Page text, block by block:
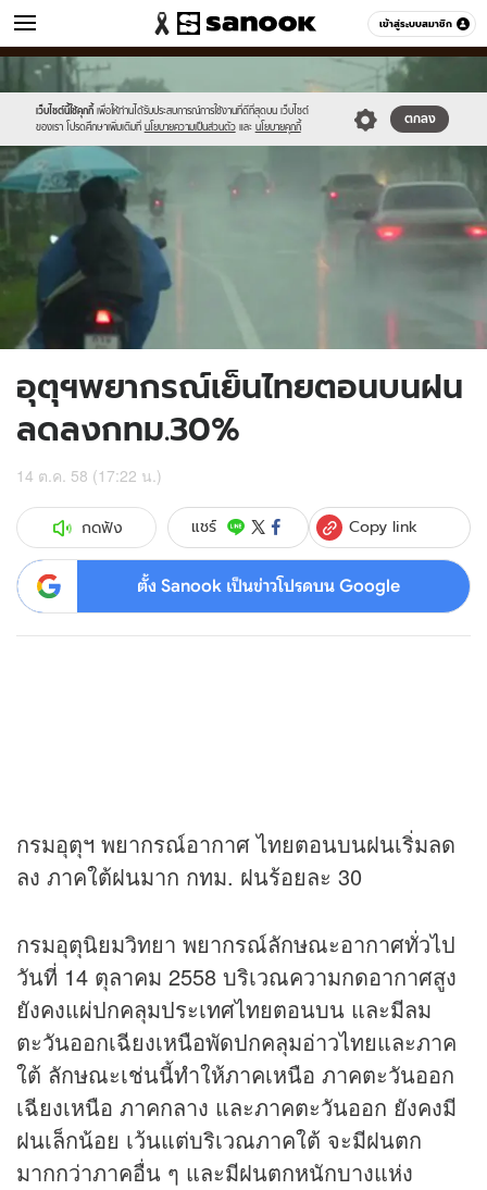
เข้าสู่ระบบสมาชิก
ข่าว หมวดอื่นๆ
เว็บไซต์นี้ใช้คุกกี้ เพื่อให้ท่านได้รับประสบการณ์การใช้งานที่ดีที่สุดบน เว็บไซต์
ของเรา โปรดศึกษาเพิ่มเติมที่ นโยบายความเป็นส่วนตัว และ นโยบายคุกกี้
ตกลง
Sanook
//s.isanook.com/sr/0/images/logo-
new-
sanook.png
600
//s.isanook.com/ns/0/ud/376/1882510/652422-
01.jpg
อุตุฯพยากรณ์เย็นไทยตอนบนฝน
ลดลงกทม.30%
14 ต.ค. 58 (17:22 น.)
กดฟัง แชร์ Copy link
ตั้ง Sanook เป็นข่าวโปรดบน Google
กรมอุตุฯ พยากรณ์อากาศ ไทยตอนบนฝนเริ่มลด
ลง ภาคใต้ฝนมาก กทม. ฝนร้อยละ 30
กรมอุตุนิยมวิทยา พยากรณ์ลักษณะอากาศทั่วไป
วันที่ 14 ตุลาคม 2558 บริเวณความกดอากาศสูง
ยังคงแผ่ปกคลุมประเทศไทยตอนบน และมีลม
ตะวันออกเฉียงเหนือพัดปกคลุมอ่าวไทยและภาค
ใต้ ลักษณะเช่นนี้ทำให้ภาคเหนือ ภาคตะวันออก
เฉียงเหนือ ภาคกลาง และภาคตะวันออก ยังคงมี
ฝนเล็กน้อย เว้นแต่บริเวณภาคใต้ จะมีฝนตก
มากกว่าภาคอื่น ๆ และมีฝนตกหนักบางแห่ง